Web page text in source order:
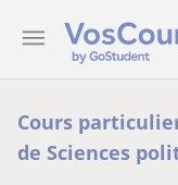
Cours
de Sciences